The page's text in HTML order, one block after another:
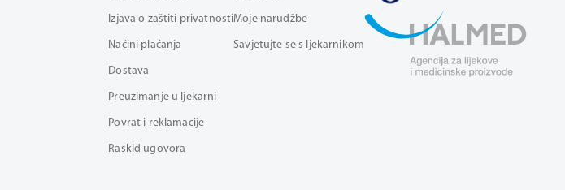
Izjava o zaštiti privatnosti
Načini plaćanja
Dostava
Preuzimanje u ljekarni
Povrat i reklamacije
Raskid ugovora
Moje narudžbe
Savjetujte se s ljekarnikom